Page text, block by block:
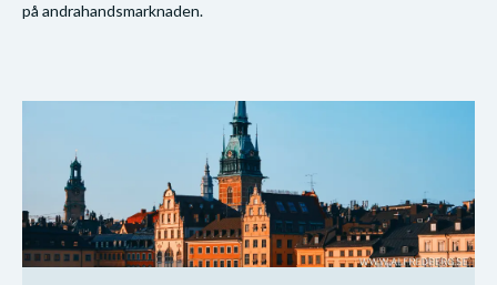
på andrahandsmarknaden.